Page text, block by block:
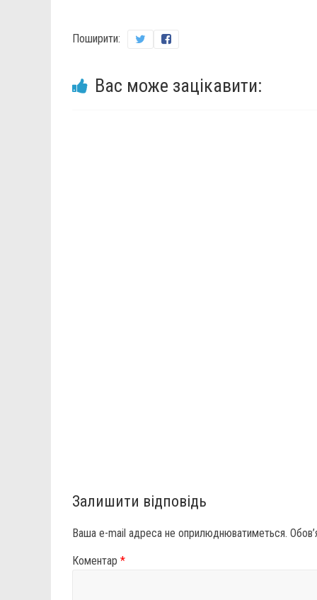
Поширити:
Вас може зацікавити:
Залишити відповідь
Ваша e-mail адреса не оприлюднюватиметься.
Коментар *